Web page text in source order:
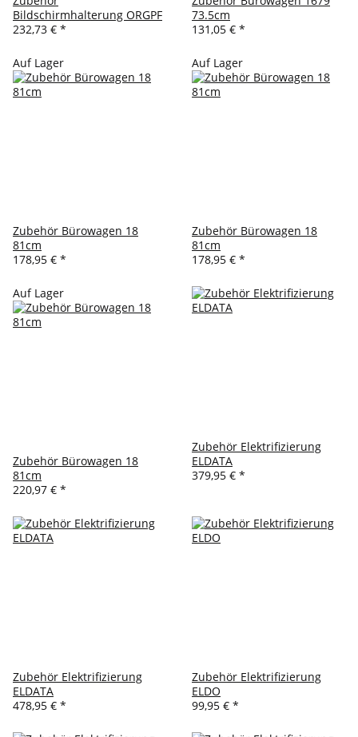
Bildschirmhalterung ORGPF
232,73 € *
73.5cm
131,05 € *
Auf Lager
Zubehör Bürowagen 18
81cm
178,95 € *
Auf Lager
Zubehör Bürowagen 18
81cm
178,95 € *
Auf Lager
Zubehör Bürowagen 18
81cm
220,97 € *
Zubehör Elektrifizierung
ELDATA
379,95 € *
Zubehör Elektrifizierung
ELDATA
478,95 € *
Zubehör Elektrifizierung
ELDO
99,95 € *